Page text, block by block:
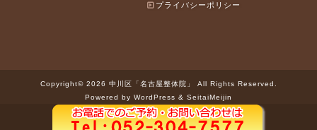
プライバシーポリシー
Copyright© 2026 中川区「名古屋整体院」 All Rights Reserved.
Powered by WordPress & SeitaiMeijin